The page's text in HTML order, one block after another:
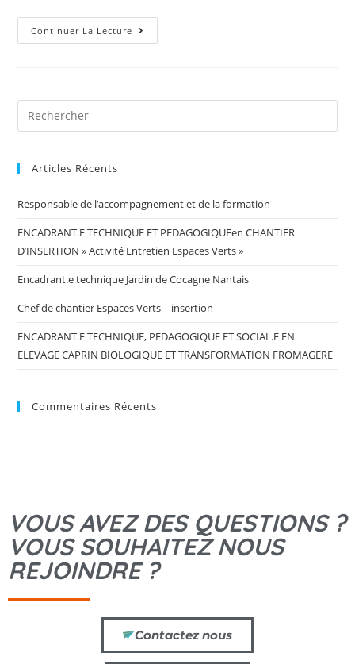
Continuer La Lecture
Articles Récents
Responsable de l’accompagnement et de la formation
ENCADRANT.E TECHNIQUE ET PEDAGOGIQUEen CHANTIER
D’INSERTION » Activité Entretien Espaces Verts »
Encadrant.e technique Jardin de Cocagne Nantais
Chef de chantier Espaces Verts – insertion
ENCADRANT.E TECHNIQUE, PEDAGOGIQUE ET SOCIAL.E EN
ELEVAGE CAPRIN BIOLOGIQUE ET TRANSFORMATION FROMAGERE
Commentaires Récents
VOUS AVEZ DES QUESTIONS ?
VOUS SOUHAITEZ NOUS
REJOINDRE ?
Contactez nous